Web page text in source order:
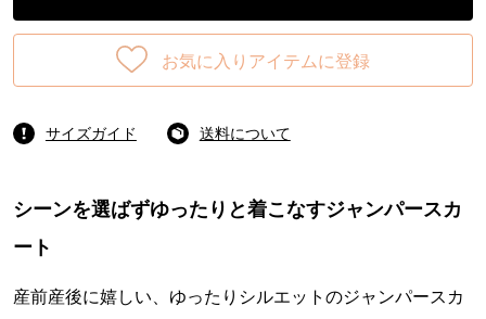
お気に入りアイテムに登録
サイズガイド 送料について
シーンを選ばずゆったりと着こなすジャンパースカ
ート
産前産後に嬉しい、ゆったりシルエットのジャンパースカ